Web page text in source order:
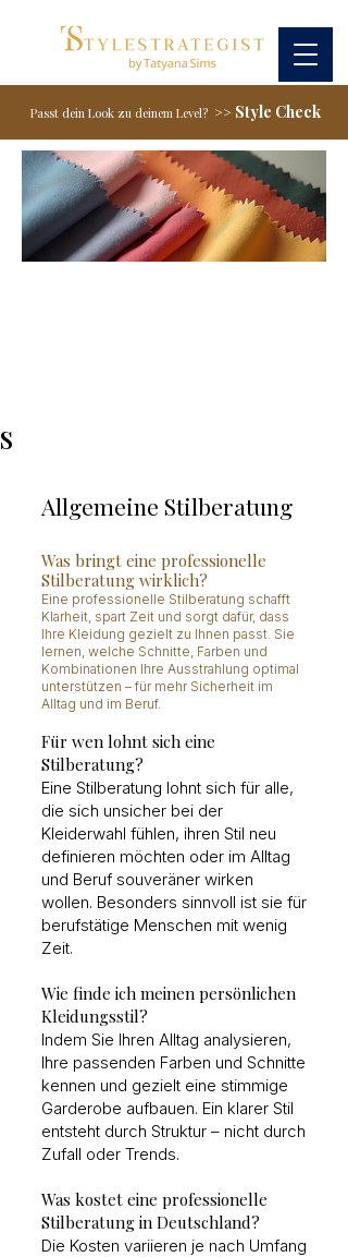
Passt dein Look zu deinem Level? >> Style Check
Allgemeine Stilberatung
Was bringt eine professionelle
Stilberatung wirklich?
Eine professionelle Stilberatung schafft
Klarheit, spart Zeit und sorgt dafür, dass
Ihre Kleidung gezielt zu Ihnen passt. Sie
lernen, welche Schnitte, Farben und
Kombinationen Ihre Ausstrahlung optimal
unterstützen – für mehr Sicherheit im
Alltag und im Beruf.
Für wen lohnt sich eine
Stilberatung?
Eine Stilberatung lohnt sich für alle,
die sich unsicher bei der
Kleiderwahl fühlen, ihren Stil neu
definieren möchten oder im Alltag
und Beruf souveräner wirken
wollen. Besonders sinnvoll ist sie für
berufstätige Menschen mit wenig
Zeit.
Wie finde ich meinen persönlichen
Kleidungsstil?
Indem Sie Ihren Alltag analysieren,
Ihre passenden Farben und Schnitte
kennen und gezielt eine stimmige
Garderobe aufbauen. Ein klarer Stil
entsteht durch Struktur – nicht durch
Zufall oder Trends.
Was kostet eine professionelle
Stilberatung in Deutschland?
Die Kosten variieren je nach Umfang